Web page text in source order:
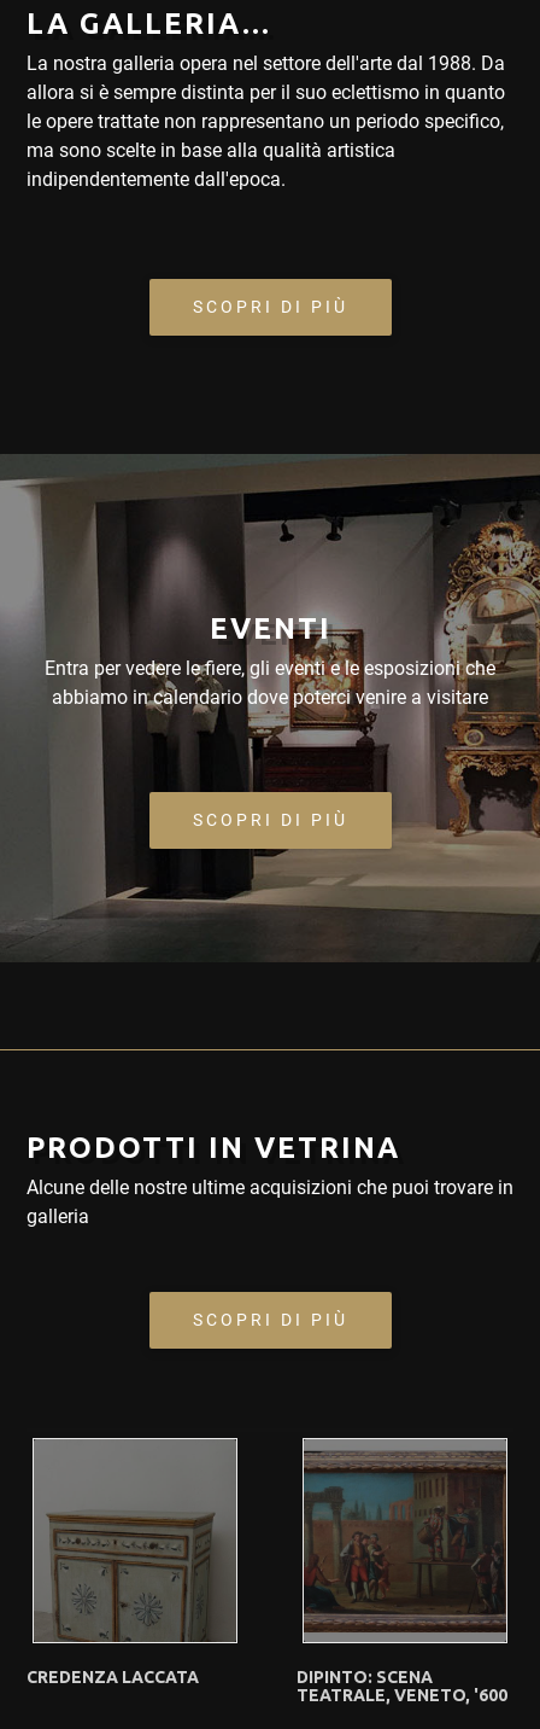
LA GALLERIA...
La nostra galleria opera nel settore dell'arte dal 1988. Da
allora si è sempre distinta per il suo eclettismo in quanto
le opere trattate non rappresentano un periodo specifico,
ma sono scelte in base alla qualità artistica
indipendentemente dall'epoca.
SCOPRI DI PIÙ
EVENTI
Entra per vedere le fiere, gli eventi e le esposizioni che
abbiamo in calendario dove poterci venire a visitare
SCOPRI DI PIÙ
PRODOTTI IN VETRINA
Alcune delle nostre ultime acquisizioni che puoi trovare in
galleria
SCOPRI DI PIÙ
CREDENZA LACCATA
DIPINTO: SCENA
TEATRALE, VENETO, '600